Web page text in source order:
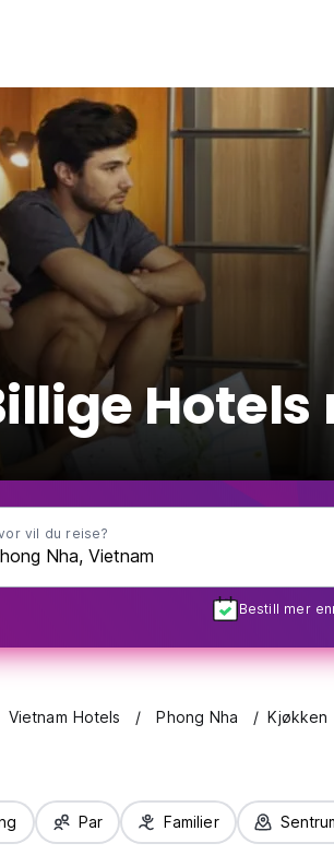
Hotels
vil du reise?
Bestill mer
Vietnam Hotels Phong Nha Kjøkken
Par Familier